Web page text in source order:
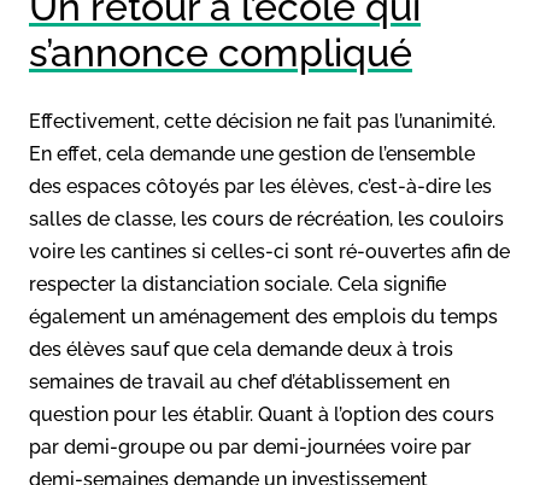
s’annonce compliqué
Effectivement, cette décision ne fait pas l’unanimité.
En effet, cela demande une gestion de l’ensemble
des espaces côtoyés par les élèves, c’est-à-dire les
salles de classe, les cours de récréation, les couloirs
voire les cantines si celles-ci sont ré-ouvertes afin de
respecter la distanciation sociale. Cela signifie
également un aménagement des emplois du temps
des élèves sauf que cela demande deux à trois
semaines de travail au chef d’établissement en
question pour les établir. Quant à l’option des cours
par demi-groupe ou par demi-journées voire par
demi-semaines demande un investissement